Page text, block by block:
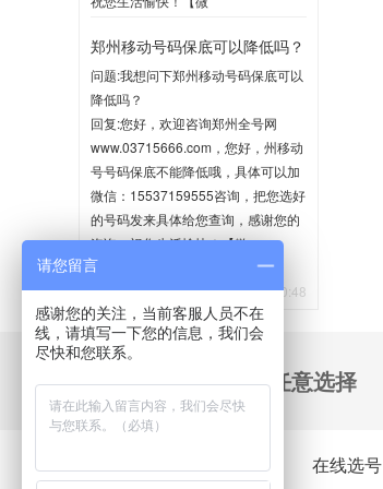
2020-06-02 10:35
郑州移动号码保底可以降低吗？
问题:我想问下郑州移动号码保底可以
降低吗？
回复:您好，欢迎咨询郑州全号网
www.03715666.com，您好，州移动
号号码保底不能降低哦，具体可以加
微信：15537159555咨询，把您选好
的号码发来具体给您查询，感谢您的
咨询，祝您生活愉快！【微
信:15537159555】
2020-05-21 10:48
千万号码 任意选择
关于我们 在线选号
请您留言
感谢您的关注，当前客服人员不在
线，请填写一下您的信息，我们会
尽快和您联系。